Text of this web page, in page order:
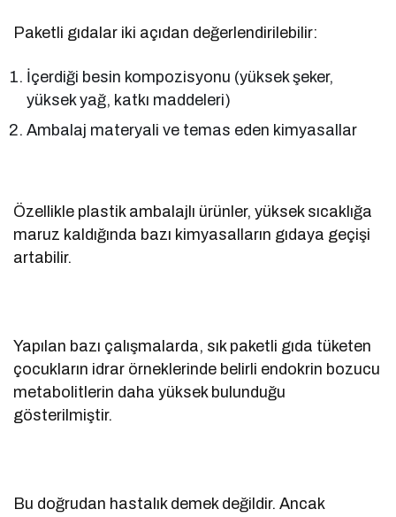
Paketli gıdalar iki açıdan değerlendirilebilir:
İçerdiği besin kompozisyonu (yüksek şeker,
yüksek yağ, katkı maddeleri)
Ambalaj materyali ve temas eden kimyasallar
Özellikle plastik ambalajlı ürünler, yüksek sıcaklığa
maruz kaldığında bazı kimyasalların gıdaya geçişi
artabilir.
Yapılan bazı çalışmalarda, sık paketli gıda tüketen
çocukların idrar örneklerinde belirli endokrin bozucu
metabolitlerin daha yüksek bulunduğu
gösterilmiştir.
Bu doğrudan hastalık demek değildir. Ancak